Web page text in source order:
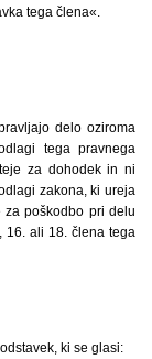
tega člena«.
delo oziroma
tega pravnega
za dohodek in ni
zakona, ki ureja
poškodbo pri delu
16. ali 18. člena tega
ki se glasi: